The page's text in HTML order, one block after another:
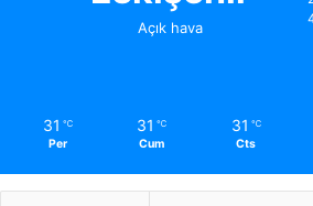
Açık hava
31 ℃
Per
31 ℃
Cum
31 ℃
Cts